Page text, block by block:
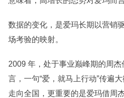
数据的变化，是爱玛长期以营销
场考验的映射。
2009 年，处于事业巅峰期的周
言，一句“爱，就马上行动”传遍
走向全国，更重要的是爱玛借周